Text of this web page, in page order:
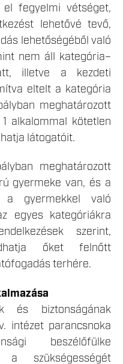
fegyelmi vétséget,
lehetővé tevő,
lehetőségéből való
nem áll kategória–
illetve a kezdeti
eltelt a kategória
meghatározott
alkalommal kötetlen
látogatóit.
meghatározott
gyermeke van, és a
gyermekkel való
egyes kategóriákra
szerint,
őket felnőtt
terhére.
és biztonságának
intézet parancsnoka
beszélőfülke
a szükségességét